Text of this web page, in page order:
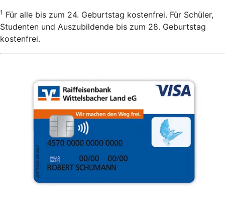
1 Für alle bis zum 24. Geburtstag kostenfrei. Für Schüler,
Studenten und Auszubildende bis zum 28. Geburtstag
kostenfrei.